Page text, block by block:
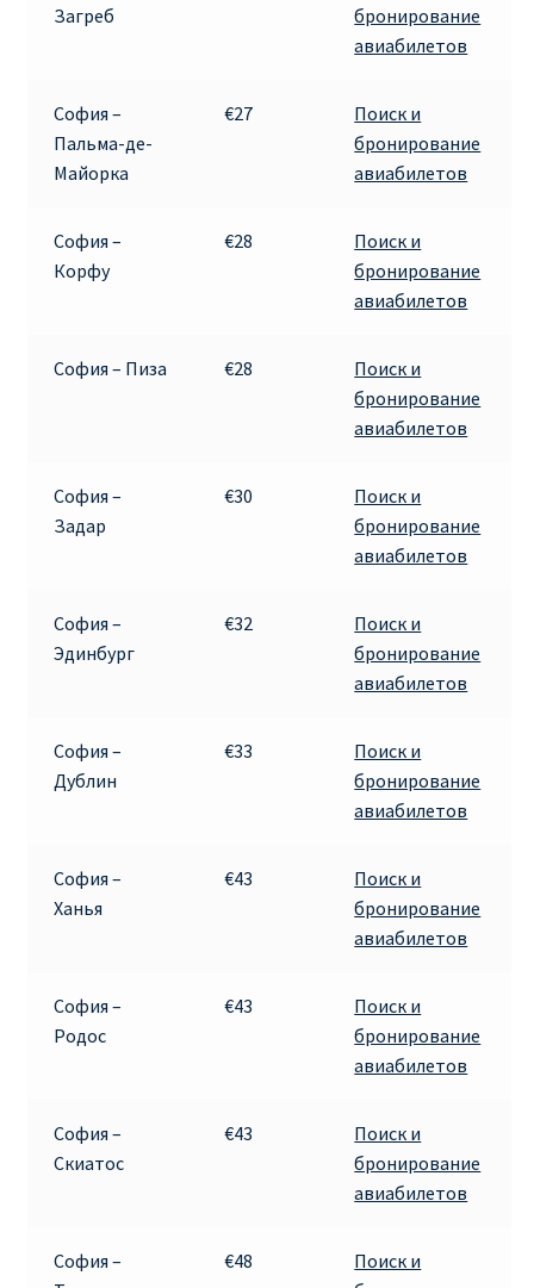
Загреб
бронирование
авиабилетов
София –
Пальма-де-
Майорка
€27
Поиск и
бронирование
авиабилетов
София –
Корфу
€28
Поиск и
бронирование
авиабилетов
София – Пиза €28
Поиск и
бронирование
авиабилетов
София –
Задар
€30
Поиск и
бронирование
авиабилетов
София –
Эдинбург
€32
Поиск и
бронирование
авиабилетов
София –
Дублин
€33
Поиск и
бронирование
авиабилетов
София –
Ханья
€43
Поиск и
бронирование
авиабилетов
София –
Родос
€43
Поиск и
бронирование
авиабилетов
София –
Скиатос
€43
Поиск и
бронирование
авиабилетов
София –
€48
Поиск и